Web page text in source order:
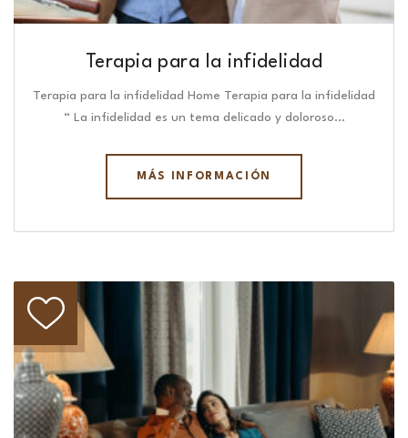
Terapia para la infidelidad
Terapia para la infidelidad Home Terapia para la infidelidad
“ La infidelidad es un tema delicado y doloroso…
MÁS INFORMACIÓN